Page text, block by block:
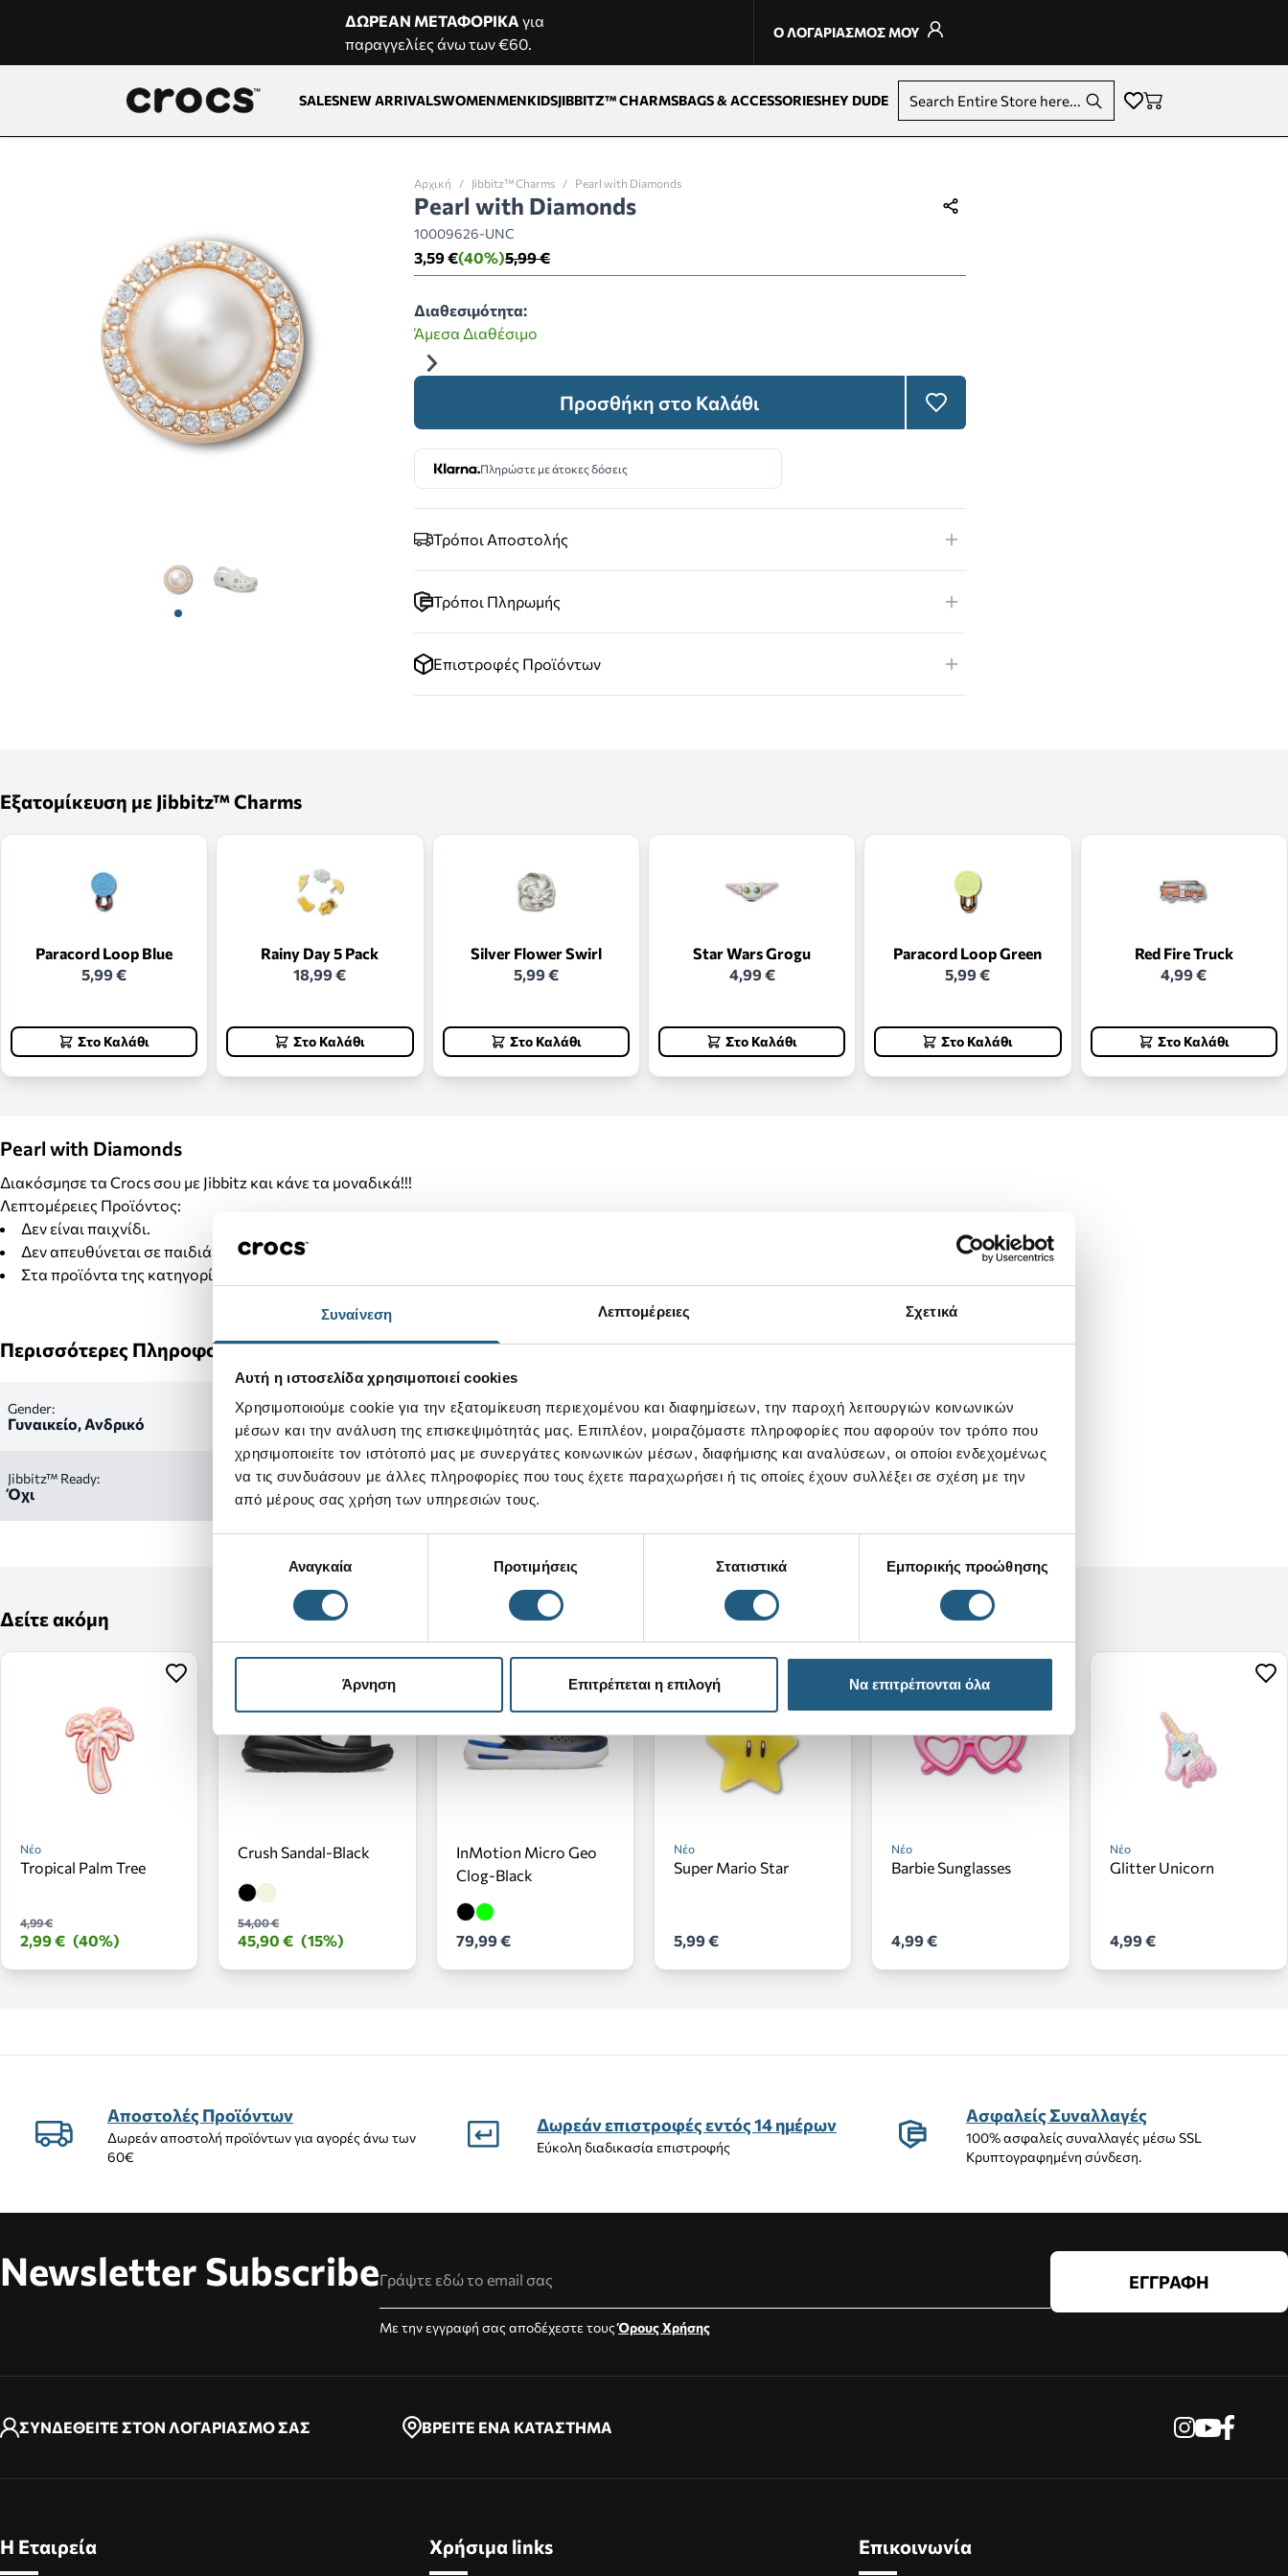
Συναίνεση Λεπτομέρειες Σχετικά
Αυτή η ιστοσελίδα χρησιμοποιεί cookies
Χρησιμοποιούμε cookie για την εξατομίκευση περιεχομένου και διαφημίσεων, την παροχή λειτουργιών κοινωνικών
μέσων και την ανάλυση της επισκεψιμότητάς μας. Επιπλέον, μοιραζόμαστε πληροφορίες που αφορούν τον τρόπο που
χρησιμοποιείτε τον ιστότοπό μας με συνεργάτες κοινωνικών μέσων, διαφήμισης και αναλύσεων, οι οποίοι ενδεχομένως
να τις συνδυάσουν με άλλες πληροφορίες που τους έχετε παραχωρήσει ή τις οποίες έχουν συλλέξει σε σχέση με την
από μέρους σας χρήση των υπηρεσιών τους.
συγκατάθεσηςΑναγκαία Προτιμήσεις Στατιστικά Εμπορικής προώθησης
Άρνηση Επιτρέπεται η επιλογή Να επιτρέπονται όλα
ΔΩΡΕΑΝ ΜΕΤΑΦΟΡΙΚΑ για
παραγγελίες άνω των €60.
Ο ΛΟΓΑΡΙΑΣΜΟΣ ΜΟΥ
SALESNEW ARRIVALSWOMENMENKIDSJIBBITZ™ CHARMSBAGS & ACCESSORIESHEY DUDE Search Entire Store here...
View larger image
Αρχική / Jibbitz™ Charms / Pearl with Diamonds
Pearl with Diamonds
10009626-UNC
5,99 €
(40%)
3,59 €
Διαθεσιμότητα:
Άμεσα Διαθέσιμο
Προσθήκη στο Καλάθι
Πληρώστε με άτοκες δόσεις
Τρόποι Αποστολής
Τρόποι Πληρωμής
Επιστροφές Προϊόντων
Εξατομίκευση με Jibbitz™ Charms
Paracord Loop Blue
5,99 €
Στο Καλάθι
Rainy Day 5 Pack
18,99 €
Στο Καλάθι
Silver Flower Swirl
5,99 €
Στο Καλάθι
Star Wars Grogu
4,99 €
Στο Καλάθι
Paracord Loop Green
5,99 €
Στο Καλάθι
Red Fire Truck
4,99 €
Στο Καλάθι
Pearl with Diamonds
Διακόσμησε τα Crocs σου με Jibbitz και κάνε τα μοναδικά!!!
Λεπτομέρειες Προϊόντος:
Δεν είναι παιχνίδι.
Δεν απευθύνεται σε παιδιά κάτω των 3 ετών.
Στα προϊόντα της κατηγορίας Jibbitz δεν γίνονται αλλαγές και επιστροφές.
Περισσότερες Πληροφορίες
Gender:
Γυναικείο, Ανδρικό
Jibbitz™ Ready:
Όχι
Δείτε ακόμη
Νέο
Tropical Palm Tree
4,99 €
2,99 € (40%)
Crush Sandal-Black
54,00 €
45,90 € (15%)
InMotion Micro Geo
Clog-Black
79,99 €
Νέο
Super Mario Star
5,99 €
Νέο
Barbie Sunglasses
4,99 €
Νέο
Glitter Unicorn
4,99 €
Αποστολές Προϊόντων
Δωρεάν αποστολή προϊόντων για αγορές άνω των
60€
Δωρεάν επιστροφές εντός 14 ημέρων
Εύκολη διαδικασία επιστροφής
Ασφαλείς Συναλλαγές
100% ασφαλείς συναλλαγές μέσω SSL
Κρυπτογραφημένη σύνδεση.
Newsletter Subscribe
Με την εγγραφή σας αποδέχεστε τουςΌρους Χρήσης
ΕΓΓΡΑΦΗ
ΣΥΝΔΕΘΕΙΤΕ ΣΤΟΝ ΛΟΓΑΡΙΑΣΜΟ ΣΑΣ ΒΡΕΙΤΕ ΕΝΑ ΚΑΤΑΣΤΗΜΑ
Η Εταιρεία Χρήσιμα links Επικοινωνία